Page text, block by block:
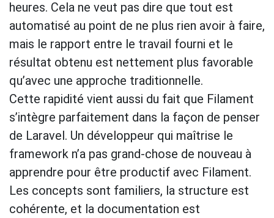
heures. Cela ne veut pas dire que tout est
automatisé au point de ne plus rien avoir à faire,
mais le rapport entre le travail fourni et le
résultat obtenu est nettement plus favorable
qu’avec une approche traditionnelle.
Cette rapidité vient aussi du fait que Filament
s’intègre parfaitement dans la façon de penser
de Laravel. Un développeur qui maîtrise le
framework n’a pas grand-chose de nouveau à
apprendre pour être productif avec Filament.
Les concepts sont familiers, la structure est
cohérente, et la documentation est